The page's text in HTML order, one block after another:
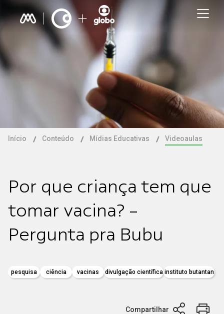
Início Conteúdo Mídias Educativas Videoaulas
Por que criança tem que
tomar vacina? -
Pergunta pra Bubu
pesquisa ciência vacinas divulgação científica instituto butantan
Compartilhar